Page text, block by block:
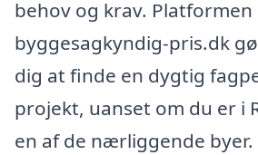
behov og krav. Platformen
byggesagkyndig-pris.dk
dig at finde en dygtig
projekt, uanset om du er i
en af de nærliggende byer.